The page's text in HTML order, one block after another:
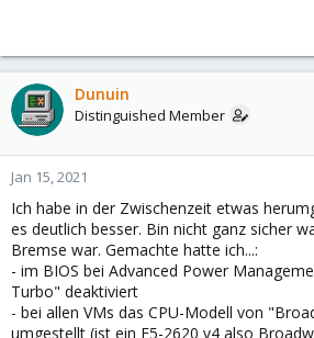
Dunuin
Distinguished Member
Jan 15, 2021
Ich habe in der Zwischenzeit etwas
es deutlich besser. Bin nicht ganz sicher
Bremse war. Gemachte hatte ich...:
- im BIOS bei Advanced Power
Turbo" deaktiviert
- bei allen VMs das CPU-Modell von
umgestellt (ist ein E5-2620 v4 also